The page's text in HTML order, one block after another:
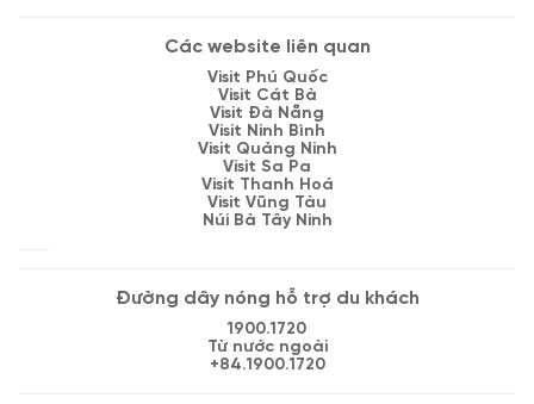
Các website liên quan
Visit Phú Quốc
Visit Cát Bà
Visit Đà Nẵng
Visit Ninh Bình
Visit Quảng Ninh
Visit Sa Pa
Visit Thanh Hoá
Visit Vũng Tàu
Núi Bà Tây Ninh
Đường dây nóng hỗ trợ du khách
1900.1720
Từ nước ngoài
+84.1900.1720